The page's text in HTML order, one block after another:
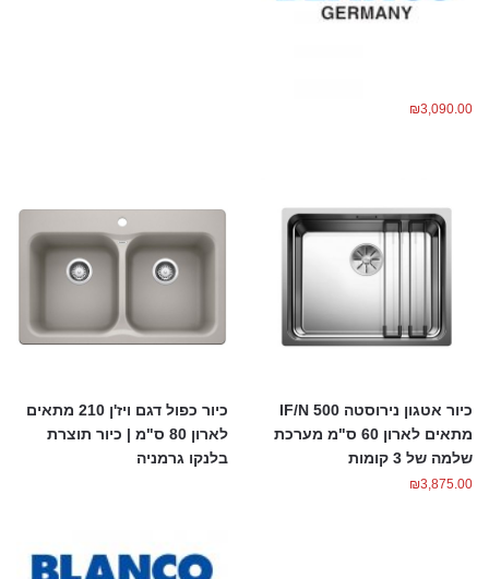
₪3,090.00
כיור אטגון נירוסטה 500 IF/N
מתאים לארון 60 ס"מ מערכת
שלמה של 3 קומות
₪3,875.00
כיור כפול דגם ויז'ן 210 מתאים
לארון 80 ס"מ | כיור תוצרת
בלנקו גרמניה